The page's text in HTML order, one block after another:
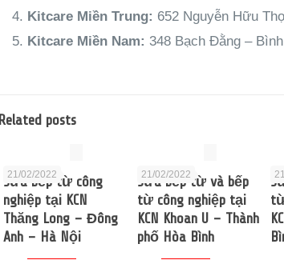
Kitcare Miền Trung: 652 Nguyễn Hữu
Kitcare Miền Nam: 348 Bạch Đằng –
Related posts
21/02/2022
Sửa bếp từ công
nghiệp tại KCN
Thăng Long – Đông
Anh – Hà Nội
21/02/2022
Sửa bếp từ và bếp
từ công nghiệp tại
KCN Khoan U – Thành
phố Hòa Bình